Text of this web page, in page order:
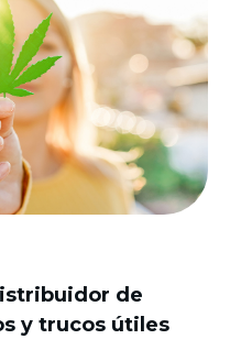
de
y trucos útiles